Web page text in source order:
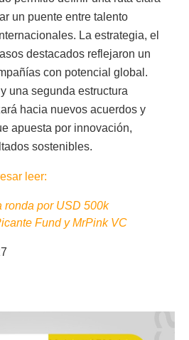
un puente entre talento
La estrategia, el
destacados reflejaron un
con potencial global.
una segunda estructura
hacia nuevos acuerdos y
apuesta por innovación,
sostenibles.
leer:
ronda por USD 500k
Fund y MrPink VC